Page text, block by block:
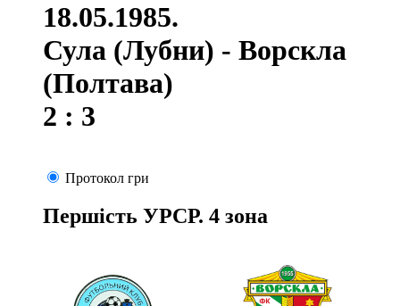
18.05.1985.
Сула (Лубни) - Ворскла
(Полтава)
2 : 3
Протокол гри
Першість УРСР. 4 зона